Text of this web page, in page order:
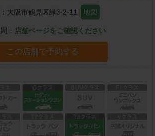
大阪市鶴見区緑3-2-11 地図
： 店舗ページをご確認ください
この店舗で予約する